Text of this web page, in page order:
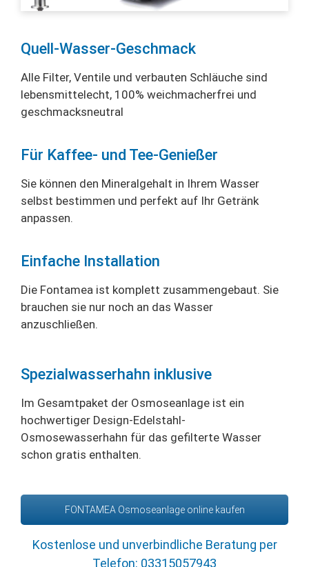
Quell-Wasser-Geschmack
Alle Filter, Ventile und verbauten Schläuche sind
lebensmittelecht, 100% weichmacherfrei und
geschmacksneutral
Für Kaffee- und Tee-Genießer
Sie können den Mineralgehalt in Ihrem Wasser
selbst bestimmen und perfekt auf Ihr Getränk
anpassen.
Einfache Installation
Die Fontamea ist komplett zusammengebaut. Sie
brauchen sie nur noch an das Wasser
anzuschließen.
Spezialwasserhahn inklusive
Im Gesamtpaket der Osmoseanlage ist ein
hochwertiger Design-Edelstahl-
Osmosewasserhahn für das gefilterte Wasser
schon gratis enthalten.
FONTAMEA Osmoseanlage online kaufen
Kostenlose und unverbindliche Beratung per
Telefon: 03315057943